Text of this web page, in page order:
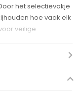
het selectievakje
hoe vaak elk
veilige
op het zakje waar
opgepakt. Elke
worden gebruikt.